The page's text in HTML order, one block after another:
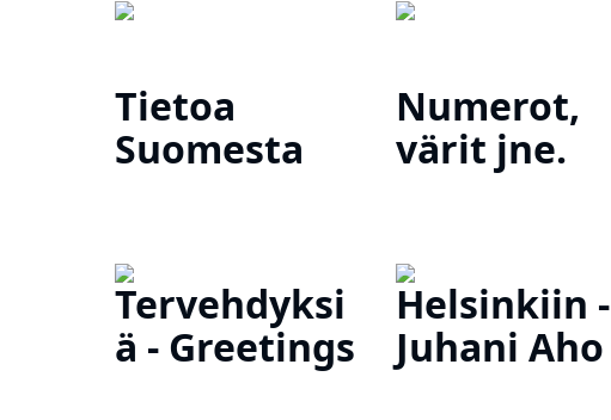
Tietoa
Suomesta
Numerot,
värit jne.
Tervehdyksi
ä - Greetings
Helsinkiin -
Juhani Aho